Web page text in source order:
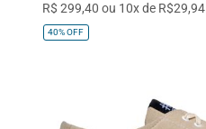
R$ 299,40 ou 10x de R$29,94
40%OFF